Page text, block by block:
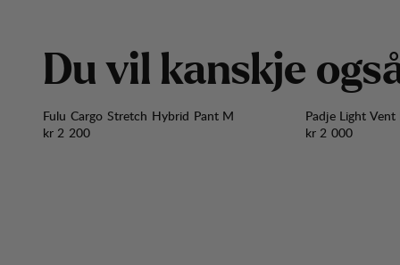
Du vil kanskje ogs
Fulu Cargo Stretch Hybrid Pant M
Pris:
kr 2 200
Padje Light Vent
Pris:
kr 2 000